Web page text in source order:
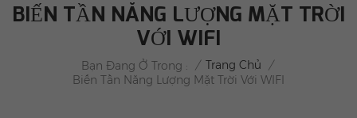
BIẾN TẦN NĂNG LƯỢNG MẶT TRỜI
VỚI WIFI
Bạn Đang Ở Trong : / Trang Chủ
/
Biến Tần Năng Lượng Mặt Trời Với WIFI